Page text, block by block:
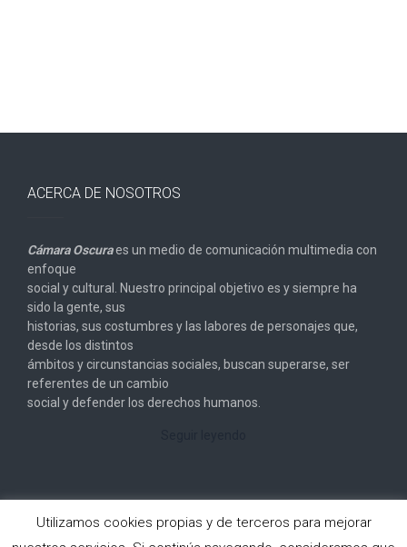
ACERCA DE NOSOTROS
Cámara Oscuraes un medio de comunicación multimedia con
enfoque
social y cultural. Nuestro principal objetivo es y siempre ha
sido la gente, sus
historias, sus costumbres y las labores de personajes que,
desde los distintos
ámbitos y circunstancias sociales, buscan superarse, ser
referentes de un cambio
social y defender los derechos humanos.
Utilizamos cookies propias y de terceros para mejorar